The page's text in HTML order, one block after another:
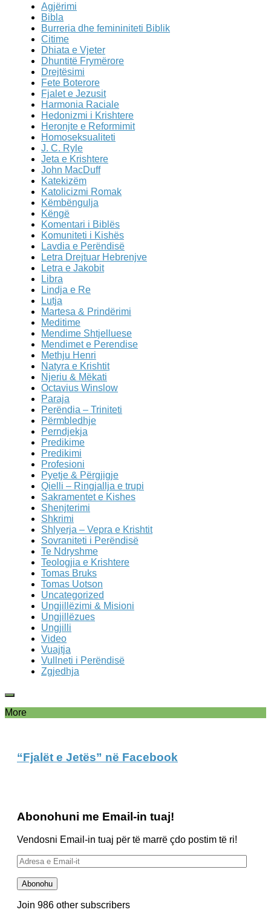
Agjërimi
Bibla
Burreria dhe femininiteti Biblik
Citime
Dhiata e Vjeter
Dhuntitë Frymërore
Drejtësimi
Fete Boterore
Fjalet e Jezusit
Harmonia Raciale
Hedonizmi i Krishtere
Heronjte e Reformimit
Homoseksualiteti
J. C. Ryle
Jeta e Krishtere
John MacDuff
Katekizëm
Katolicizmi Romak
Këmbëngulja
Këngë
Komentari i Biblës
Komuniteti i Kishës
Lavdia e Perëndisë
Letra Drejtuar Hebrenjve
Letra e Jakobit
Libra
Lindja e Re
Lutja
Martesa & Prindërimi
Meditime
Mendime Shtjelluese
Mendimet e Perendise
Methju Henri
Natyra e Krishtit
Njeriu & Mëkati
Octavius Winslow
Paraja
Perëndia – Triniteti
Përmbledhje
Perndjekja
Predikime
Predikimi
Profesioni
Pyetje & Përgjigje
Qielli – Ringjallja e trupi
Sakramentet e Kishes
Shenjterimi
Shkrimi
Shlyerja – Vepra e Krishtit
Sovraniteti i Perëndisë
Te Ndryshme
Teologjia e Krishtere
Tomas Bruks
Tomas Uotson
Uncategorized
Ungjillëzimi & Misioni
Ungjillëzues
Ungjilli
Video
Vuajtja
Vullneti i Perëndisë
Zgjedhja
More
“Fjalët e Jetës” në Facebook
Abonohuni me Email-in tuaj!
Vendosni Email-in tuaj për të marrë çdo postim të ri!
Adresa
e
Email-
it
Abonohu
Join 986 other subscribers